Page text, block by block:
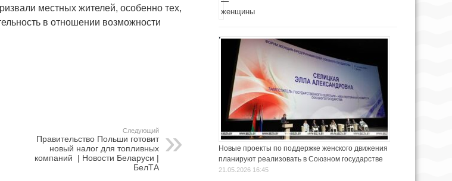
местных жителей, особенно тех,
в отношении возможности
Следующий
Правительство Польши готовит
новый налог для топливных
компаний | Новости Беларуси |
БелТА
Новые проекты по поддержке женского движения
планируют реализовать в Союзном государстве
21.05.2026 16:45